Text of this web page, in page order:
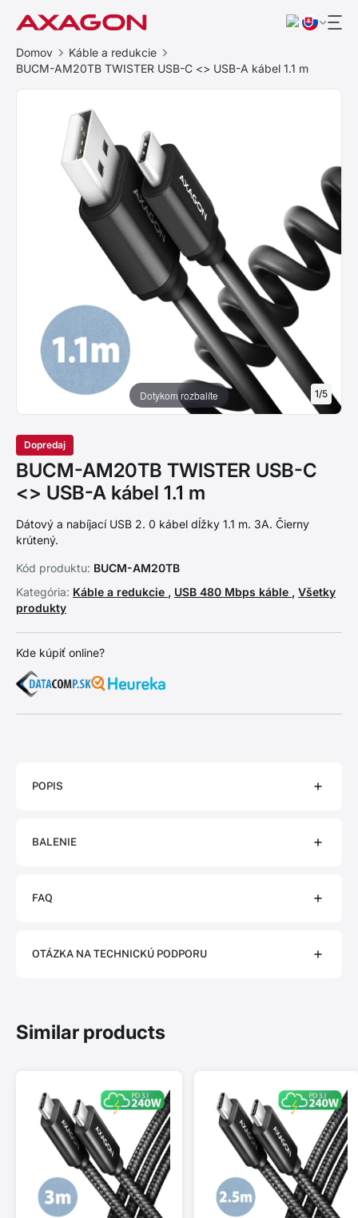
Domov
Káble a redukcie
BUCM-AM20TB TWISTER USB-C <> USB-A kábel 1.1 m
Dotykom rozbalíte 1/5
Dopredaj
BUCM-AM20TB TWISTER USB-C
<> USB-A kábel 1.1 m
Dátový a nabíjací USB 2. 0 kábel dĺžky 1.1 m. 3A. Čierny
krútený.
Kód produktu: BUCM-AM20TB
Kategória: Káble a redukcie , USB 480 Mbps káble , Všetky
produkty
Kde kúpiť online?
POPIS
BALENIE
FAQ
OTÁZKA NA TECHNICKÚ PODPORU
Similar products